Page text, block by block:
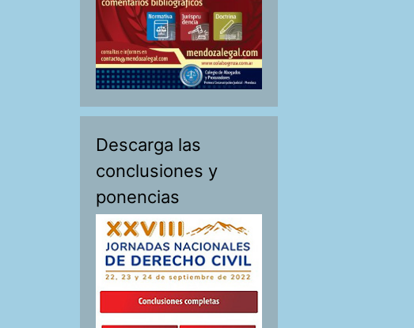
Descarga las
conclusiones y
ponencias